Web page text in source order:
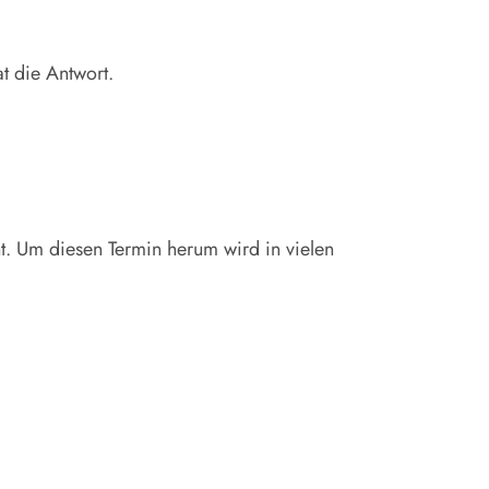
die Antwort.
Um diesen Termin herum wird in vielen